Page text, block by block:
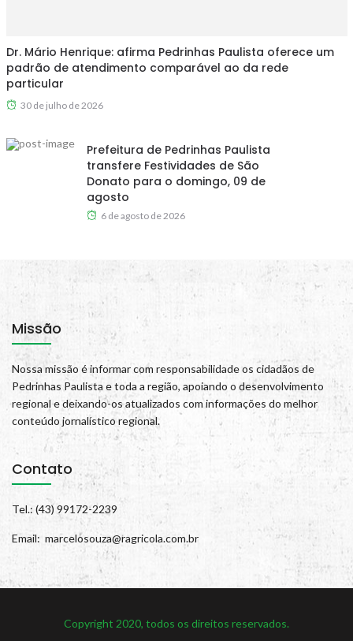
Dr. Mário Henrique: afirma Pedrinhas Paulista oferece um
padrão de atendimento comparável ao da rede
particular
30 de julho de 2026
Prefeitura de Pedrinhas Paulista
transfere Festividades de São
Donato para o domingo, 09 de
agosto
6 de agosto de 2026
Missão
Nossa missão é informar com responsabilidade os cidadãos de
Pedrinhas Paulista e toda a região, apoiando o desenvolvimento
regional e deixando-os atualizados com informações do melhor
conteúdo jornalístico regional.
Contato
Tel.: (43) 99172-2239
Email: marcelosouza@ragricola.com.br
Copyright 2020, todos os direitos reservados.